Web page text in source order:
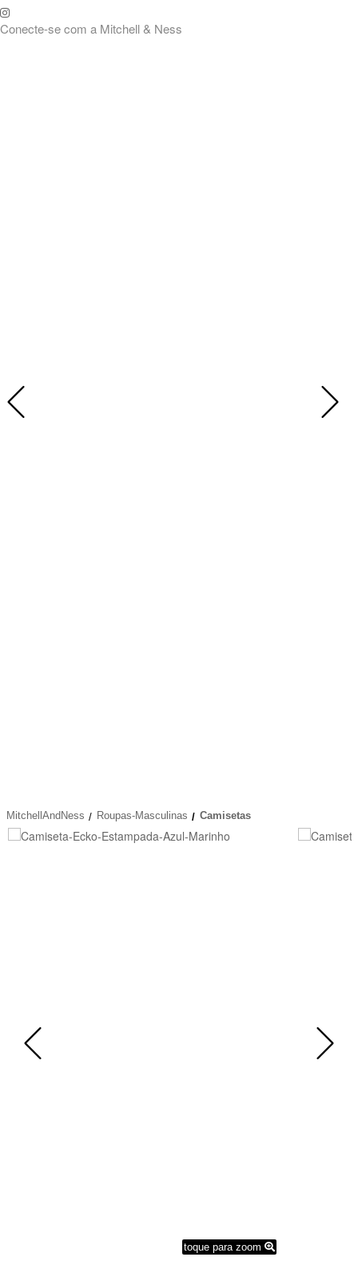
& Ness
MitchellAndNess Roupas-Masculinas Camisetas
toque para zoom